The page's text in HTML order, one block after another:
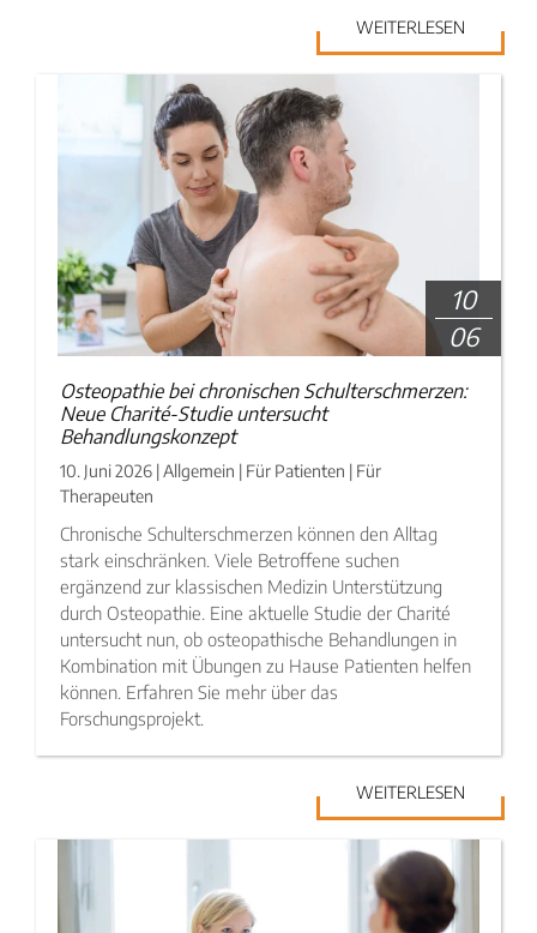
WEITERLESEN
10
06
Osteopathie bei chronischen Schulterschmerzen:
Neue Charité-Studie untersucht
Behandlungskonzept
10. Juni 2026 | Allgemein | Für Patienten | Für
Therapeuten
Chronische Schulterschmerzen können den Alltag
stark einschränken. Viele Betroffene suchen
ergänzend zur klassischen Medizin Unterstützung
durch Osteopathie. Eine aktuelle Studie der Charité
untersucht nun, ob osteopathische Behandlungen in
Kombination mit Übungen zu Hause Patienten helfen
können. Erfahren Sie mehr über das
Forschungsprojekt.
WEITERLESEN